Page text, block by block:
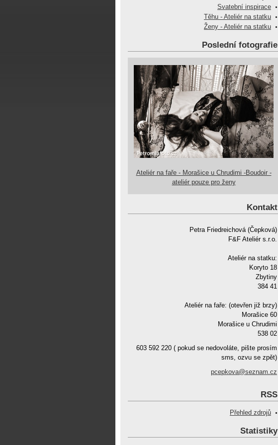
Svatební inspirace
Těhu - Ateliér na statku
Ženy - Ateliér na statku
Poslední fotografie
Ateliér na faře - Morašice u Chrudimi -Boudoir -
ateliér pouze pro ženy
Kontakt
Petra Friedreichová (Čepková)
F&F Ateliér s.r.o.
Ateliér na statku:
Koryto 18
Zbytiny
384 41
Ateliér na faře: (otevřen již brzy)
Morašice 60
Morašice u Chrudimi
538 02
603 592 220 ( pokud se nedovoláte, pište prosím
sms, ozvu se zpět)
pcepkova@seznam.cz
RSS
Přehled zdrojů
Statistiky